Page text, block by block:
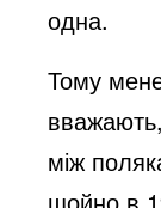
одна.
Тому
між